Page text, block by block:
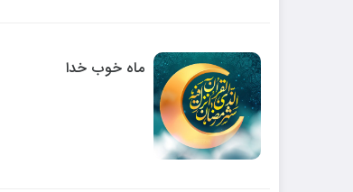
ماه خوب خدا